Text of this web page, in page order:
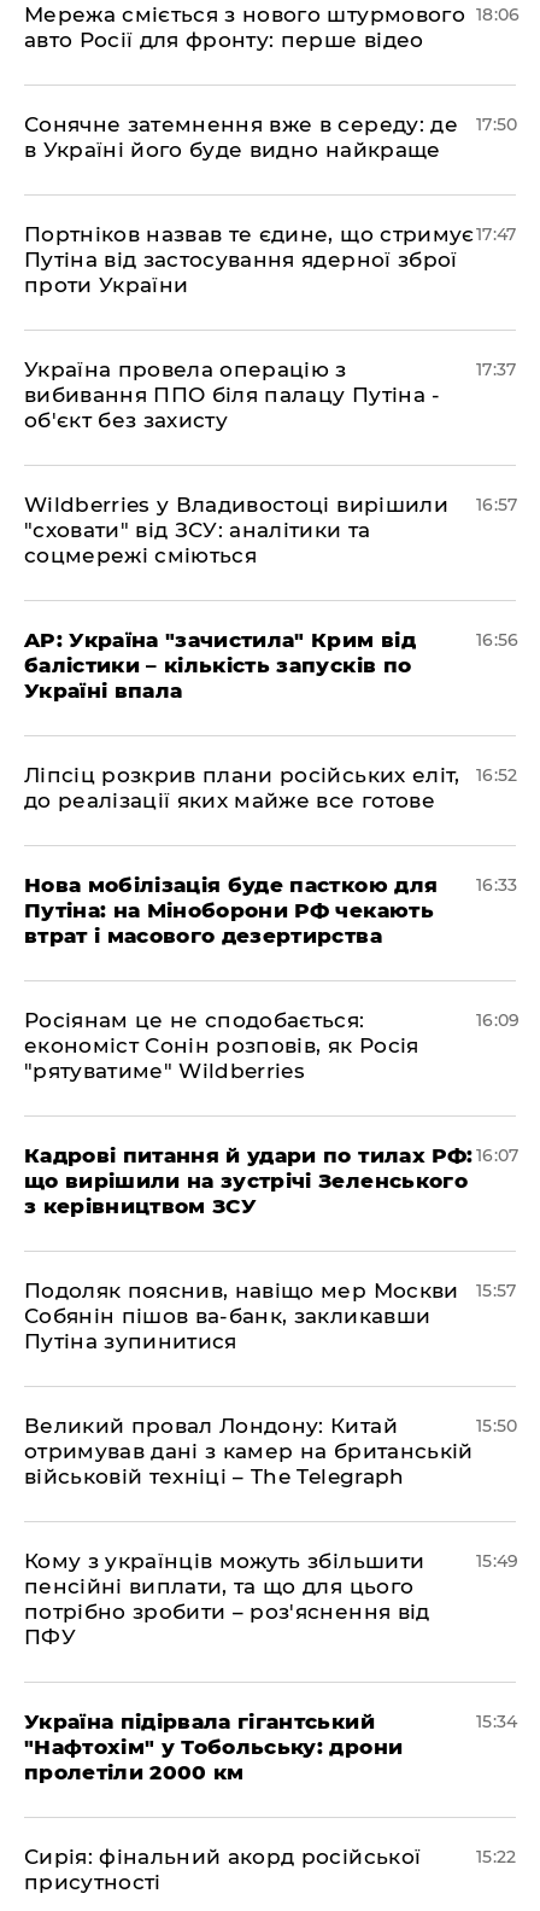
​Мережа сміється з нового штурмового
авто Росії для фронту: перше відео
18:06
​Сонячне затемнення вже в середу: де
в Україні його буде видно найкраще
17:50
​Портніков назвав те єдине, що стримує
Путіна від застосування ядерної зброї
проти України
17:47
​Україна провела операцію з
вибивання ППО біля палацу Путіна -
об'єкт без захисту
17:37
​Wildberries у Владивостоці вирішили
"сховати" від ЗСУ: аналітики та
соцмережі сміються
16:57
​AP: Україна "зачистила" Крим від
балістики – кількість запусків по
Україні впала
16:56
​Ліпсіц розкрив плани російських еліт,
до реалізації яких майже все готове
16:52
Нова мобілізація буде пасткою для
Путіна: на Міноборони РФ чекають
втрат і масового дезертирства
16:33
Росіянам це не сподобається:
економіст Сонін розповів, як Росія
"рятуватиме" Wildberries
16:09
Кадрові питання й удари по тилах РФ:
що вирішили на зустрічі Зеленського
з керівництвом ЗСУ
16:07
Подоляк пояснив, навіщо мер Москви
Собянін пішов ва-банк, закликавши
Путіна зупинитися
15:57
Великий провал Лондону: Китай
отримував дані з камер на британській
військовій техніці – The Telegraph
15:50
Кому з українців можуть збільшити
пенсійні виплати, та що для цього
потрібно зробити – роз'яснення від
ПФУ
15:49
Україна підірвала гігантський
"Нафтохім" у Тобольську: дрони
пролетіли 2000 км
15:34
​Сирія: фінальний акорд російської
присутності
15:22